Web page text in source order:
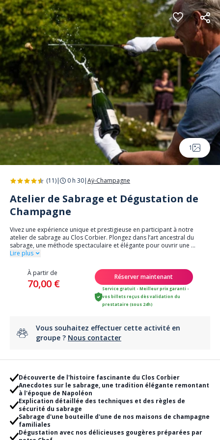
Panneau de gestion des cookies
1
(11)| 0 h 30|Aÿ-Champagne
Atelier de Sabrage et Dégustation de
Champagne
Vivez une expérience unique et prestigieuse en participant à notre
atelier de sabrage au Clos Corbier. Plongez dans l’art ancestral du
sabrage, une méthode spectaculaire et élégante pour ouvrir une ...
Lire plus
À partir de
70,00 €
Réserver maintenant
Service gratuit - Meilleur prix garanti -
vos billets reçus dès validation du
prestataire (sous 24h)
Vous souhaitez effectuer cette activité en
groupe ? Nous contacter
Découverte de l'histoire fascinante du Clos Corbier
Anecdotes sur le sabrage, une tradition élégante remontant
à l'époque de Napoléon
Explication détaillée des techniques et des règles de
sécurité du sabrage
Sabrage d'une bouteille d'une de nos maisons de champagne
familiales
Dégustation avec nos délicieuses gougères préparées par